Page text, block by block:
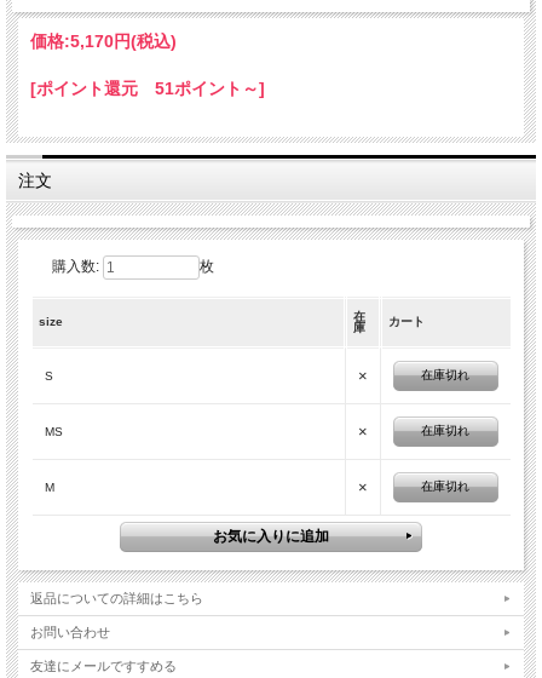
価格:5,170円(税込)
[ポイント還元 51ポイント～]
注文
購入数: 枚
size
在
庫
カート
S × 在庫切れ
MS × 在庫切れ
M × 在庫切れ
返品についての詳細はこちら
お問い合わせ
友達にメールですすめる